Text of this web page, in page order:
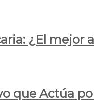
¿El
que Actúa